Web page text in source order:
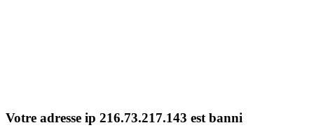
Votre adresse ip 216.73.217.143 est banni